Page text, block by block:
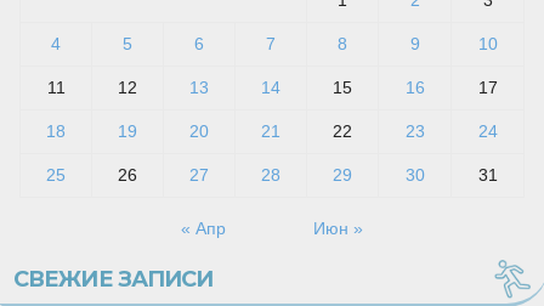
4 5 6 7 8 9 10
11 12 13 14 15 16 17
18 19 20 21 22 23 24
25 26 27 28 29 30 31
« Апр Июн »
СВЕЖИЕ ЗАПИСИ